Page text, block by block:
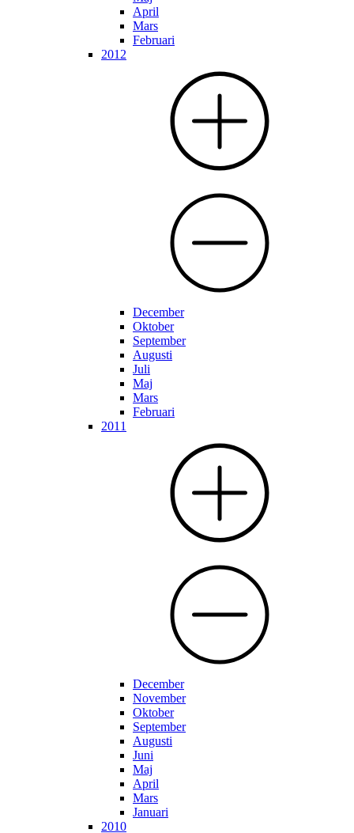
April
Mars
Februari
2012
December
Oktober
September
Augusti
Juli
Maj
Mars
Februari
2011
December
November
Oktober
September
Augusti
Juni
Maj
April
Mars
Januari
2010